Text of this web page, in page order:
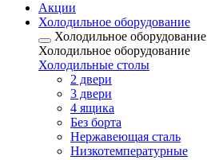
Акции
Холодильное оборудование
Холодильное оборудование
Холодильное оборудование
Холодильные столы
2 двери
3 двери
4 ящика
Без борта
Нержавеющая сталь
Низкотемпературные